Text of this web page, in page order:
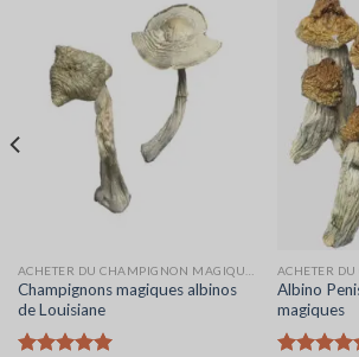
Champignons magiques albinos
de Louisiane
Albino
magiques